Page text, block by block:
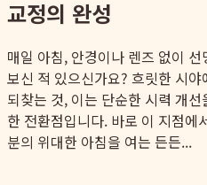
교정의 완성
매일 아침, 안경이나 렌즈 없이
보신 적 있으신가요? 흐릿한 시
되찾는 것, 이는 단순한 시력 개
한 전환점입니다. 바로 이 지점에
분의 위대한 아침을 여는 든든...